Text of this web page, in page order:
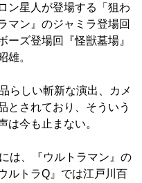
ン星人が登場する「狙わ
マン』のジャミラ登場回
ーズ登場回『怪獣墓場』
雄。
らしい斬新な演出、カメ
とされており、そういう
は今も止まない。
は、『ウルトラマン』の
ルトラQ』では江戸川百